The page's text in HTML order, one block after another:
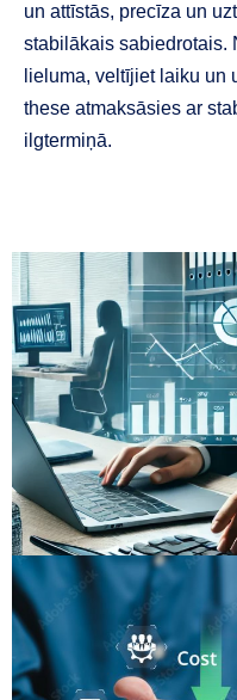
un attīstās, precīza un
stabilākais sabiedrotais.
lieluma, veltījiet laiku un
these atmaksāsies ar
ilgtermiņā.